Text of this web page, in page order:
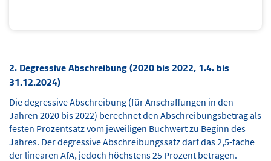
2. Degressive Abschreibung (2020 bis 2022, 1.4. bis
31.12.2024)
Die degressive Abschreibung (für Anschaffungen in den
Jahren 2020 bis 2022) berechnet den Abschreibungsbetrag als
festen Prozentsatz vom jeweiligen Buchwert zu Beginn des
Jahres. Der degressive Abschreibungssatz darf das 2,5-fache
der linearen AfA, jedoch höchstens 25 Prozent betragen.